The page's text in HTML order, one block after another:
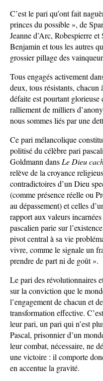
C’est le pari qu’ont fait
princes du possible », de
Jeanne d’Arc, Robespierre
Benjamin et tous les autres
grossier pillage des
Tous engagés activement
deux, tous résistants,
défaite est pourtant glorieuse
ralliement de milliers
nous sommes liés par une
Ce pari mélancolique
politisé du célèbre pari
Goldmann dans Le Dieu
relève de la croyance
contradictoires d’un Dieu
(comme présence réelle ou
au dépassement) et celles
rapport aux valeurs
pascalien parie sur
pivot central à sa vie
vivre, comme le signale un
prendre de part ni de goût ».
Le pari des révolutionnaires
sur la conviction que le
l’engagement de chacun et
transformation effective.
leur pari, un pari qui n’est
Pascal, prisonnier d’un
leur combat, nécessaire, ne
une victoire : il comporte
en accentue la gravité.